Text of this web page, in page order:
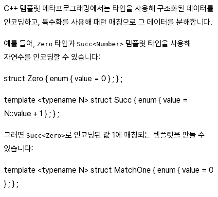
C++ 템플릿 메타프로그래밍에서는 타입을 사용해 구조화된 데이터를
인코딩하고, 특수화를 사용해 패턴 매칭으로 그 데이터를 분해합니다.
예를 들어, Zero 타입과 Succ<Number> 템플릿 타입을 사용해
자연수를 인코딩할 수 있습니다:
struct Zero { enum { value = 0 } ; } ;
template <typename N> struct Succ { enum { value =
N::value + 1 } ; } ;
그러면 Succ<Zero>로 인코딩된 값 1에 매칭되는 템플릿을 만들 수
있습니다:
template <typename N> struct MatchOne { enum { value = 0
} ; } ;